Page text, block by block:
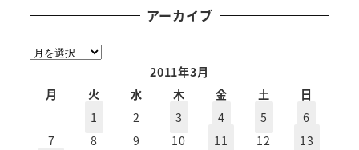
アーカイブ
ア
2011年3月
月
火 水 木 金 土
日
1
2 3 4 5
6
7
8 9 10 11 12 13